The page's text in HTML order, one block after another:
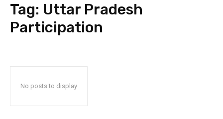
Tag: Uttar Pradesh
Participation
No posts to display